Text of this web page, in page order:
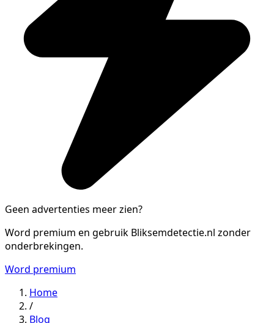
Geen advertenties meer zien?
Word premium en gebruik Bliksemdetectie.nl zonder
onderbrekingen.
Word premium
Home
/
Blog